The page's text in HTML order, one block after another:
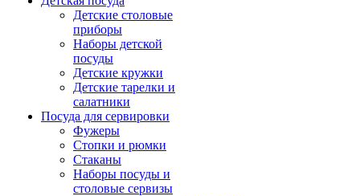
Детские столовые
приборы
Наборы детской
посуды
Детские кружки
Детские тарелки и
салатники
Посуда для сервировки
Фужеры
Стопки и рюмки
Стаканы
Наборы посуды и
столовые сервизы